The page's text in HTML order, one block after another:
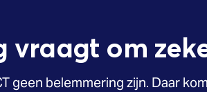
vraagt om
geen belemmering zijn. Daar